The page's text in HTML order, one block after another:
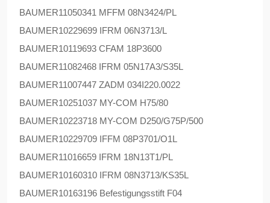
BAUMER11050341 MFFM 08N3424/PL
BAUMER10229699 IFRM 06N3713/L
BAUMER10119693 CFAM 18P3600
BAUMER11082468 IFRM 05N17A3/S35L
BAUMER11007447 ZADM 034I220.0022
BAUMER10251037 MY-COM H75/80
BAUMER10223718 MY-COM D250/G75P/500
BAUMER10229709 IFFM 08P3701/O1L
BAUMER11016659 IFRM 18N13T1/PL
BAUMER10160310 IFRM 08N3713/KS35L
BAUMER10163196 Befestigungsstift F04